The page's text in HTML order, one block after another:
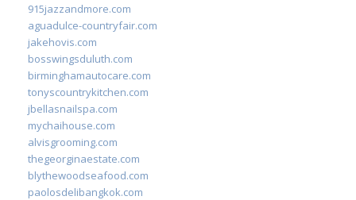
915jazzandmore.com
aguadulce-countryfair.com
jakehovis.com
bosswingsduluth.com
birminghamautocare.com
tonyscountrykitchen.com
jbellasnailspa.com
mychaihouse.com
alvisgrooming.com
thegeorginaestate.com
blythewoodseafood.com
paolosdelibangkok.com